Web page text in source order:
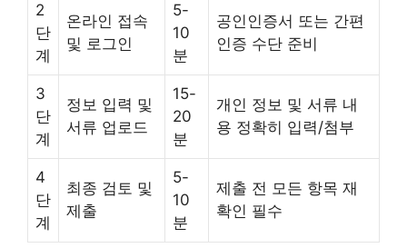
2
단
계
온라인 접속
및 로그인
5-
10
분
공인인증서 또는 간편
인증 수단 준비
3
단
계
정보 입력 및
서류 업로드
15-
20
분
개인 정보 및 서류 내
용 정확히 입력/첨부
4
단
계
최종 검토 및
제출
5-
10
분
제출 전 모든 항목 재
확인 필수